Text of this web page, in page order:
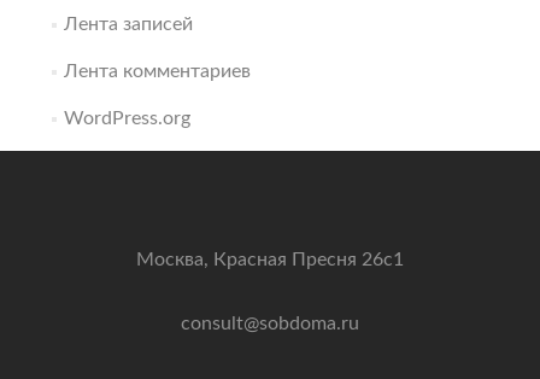
Лента записей
Лента комментариев
WordPress.org
Москва, Красная Пресня 26с1
consult@sobdoma.ru